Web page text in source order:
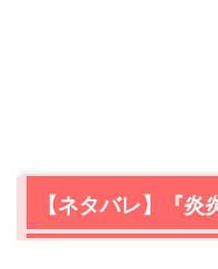
【ネタバレ】『